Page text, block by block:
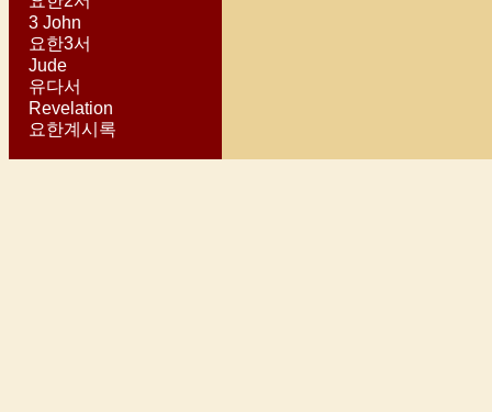
3 John
요한3서
Jude
유다서
Revelation
요한계시록